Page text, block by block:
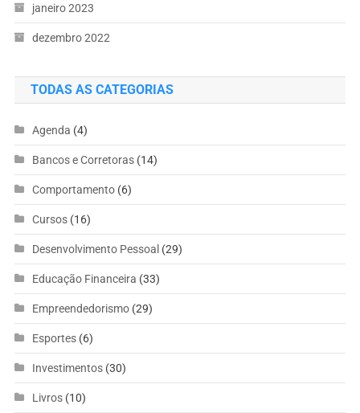
janeiro 2023
dezembro 2022
TODAS AS CATEGORIAS
Agenda (4)
Bancos e Corretoras(14)
Comportamento(6)
Cursos(16)
Desenvolvimento Pessoal (29)
Educação Financeira (33)
Empreendedorismo(29)
Esportes(6)
Investimentos(30)
Livros(10)